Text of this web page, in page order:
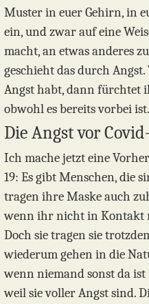
Muster in euer Gehirn, in
ein, und zwar auf eine
macht, an etwas anderes
geschieht das durch
Angst habt, dann fürchtet
obwohl es bereits vorbei ist.
Die Angst vor
Ich mache jetzt eine
19: Es gibt Menschen, die
tragen ihre Maske auch
wenn ihr nicht in Kontakt
Doch sie tragen sie
wiederum gehen in die
wenn niemand sonst da
weil sie voller Angst sind.